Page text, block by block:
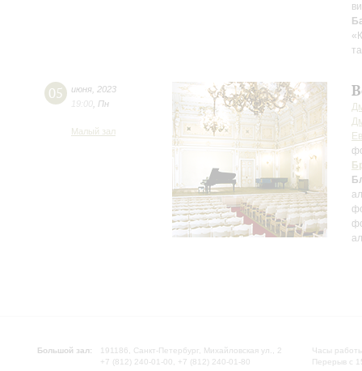
05 июня 2023
19:00 Пн
Малый зал
Большой зал:
191186, Санкт-Петербург, Михайловская ул., 2
+7 (812) 240-01-00, +7 (812) 240-01-80
Часы
Перерыв с